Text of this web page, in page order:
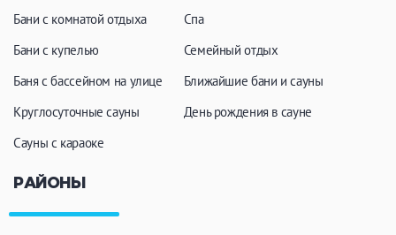
Бани с комнатой отдыха
Бани с купелью
Баня с бассейном на улице
Круглосуточные сауны
Сауны с караоке
Спа
Семейный отдых
Ближайшие бани и сауны
День рождения в сауне
РАЙОНЫ